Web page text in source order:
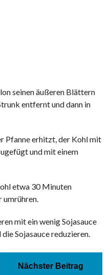
seinen äußeren Blättern
entfernt und dann in
Pfanne erhitzt, der Kohl mit
und mit einem
etwa 30 Minuten
umrühren.
mit ein wenig Sojasauce
Sojasauce reduzieren.
Nächster Beitrag